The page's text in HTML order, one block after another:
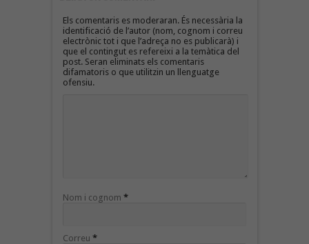
Els comentaris es moderaran. És necessària la
identificació de l’autor (nom, cognom i correu
electrònic tot i que l’adreça no es publicarà) i
que el contingut es refereixi a la temàtica del
post. Seran eliminats els comentaris
difamatoris o que utilitzin un llenguatge
ofensiu.
Nom i cognom *
Correu *